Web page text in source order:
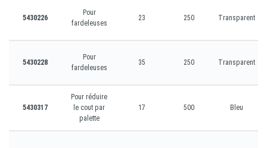
5430226
Pour
fardeleuses
23 250 Transparent
5430228
Pour
fardeleuses
35 250 Transparent
5430317
Pour réduire
le cout par
palette
17 500 Bleu